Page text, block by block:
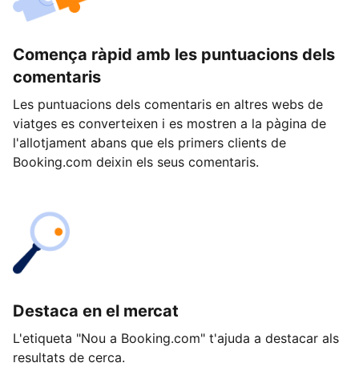
Comença ràpid amb les puntuacions dels
comentaris
Les puntuacions dels comentaris en altres webs de
viatges es converteixen i es mostren a la pàgina de
l'allotjament abans que els primers clients de
Booking.com deixin els seus comentaris.
Destaca en el mercat
L'etiqueta "Nou a Booking.com" t'ajuda a destacar als
resultats de cerca.